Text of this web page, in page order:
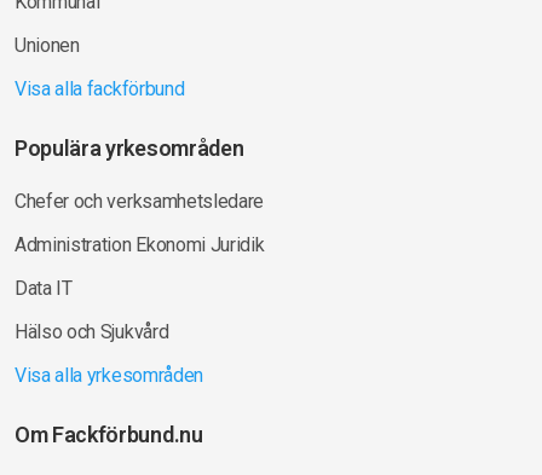
Unionen
Visa alla fackförbund
Populära yrkesområden
Chefer och verksamhetsledare
Administration Ekonomi Juridik
Data IT
Hälso och Sjukvård
Visa alla yrkesområden
Om Fackförbund.nu